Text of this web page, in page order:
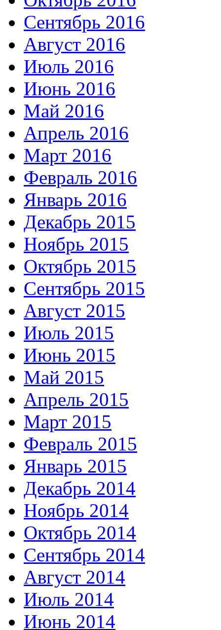
Сентябрь 2016
Август 2016
Июль 2016
Июнь 2016
Май 2016
Апрель 2016
Март 2016
Февраль 2016
Январь 2016
Декабрь 2015
Ноябрь 2015
Октябрь 2015
Сентябрь 2015
Август 2015
Июль 2015
Июнь 2015
Май 2015
Апрель 2015
Март 2015
Февраль 2015
Январь 2015
Декабрь 2014
Ноябрь 2014
Октябрь 2014
Сентябрь 2014
Август 2014
Июль 2014
Июнь 2014